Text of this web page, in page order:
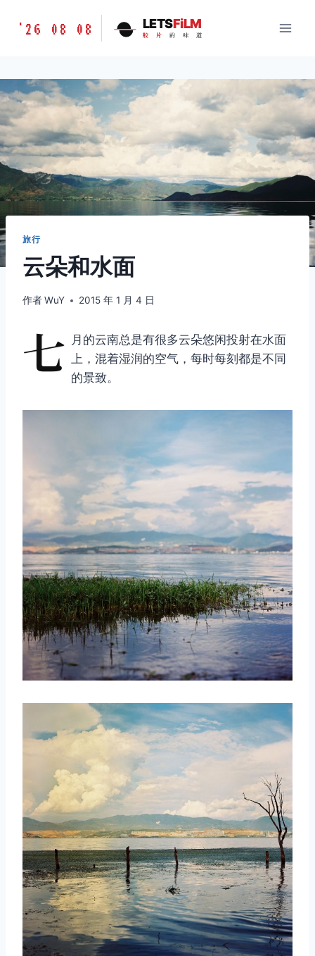
胶
味
道
LETSFILM
'26 08 08 LETSFiLM
胶 片 的 味 道
旅行
云朵和水面
作者WuY 2015 年 1 月 4 日
七 月的云南总是有很多云朵悠闲投射在水面
上，混着湿润的空气，每时每刻都是不同
的景致。